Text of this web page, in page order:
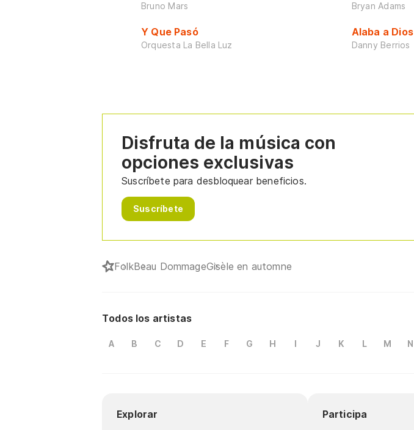
Bruno Mars
Y Que Pasó
Orquesta La Bella Luz
Bryan Adams
Alaba a Dios
Danny Berrios
Disfruta de la música con
opciones exclusivas
Suscríbete para desbloquear beneficios.
Suscríbete
FolkBeau DommageGisèle en automne
Todos los artistas
A B C D E F G H I J K L M N
Explorar Participa